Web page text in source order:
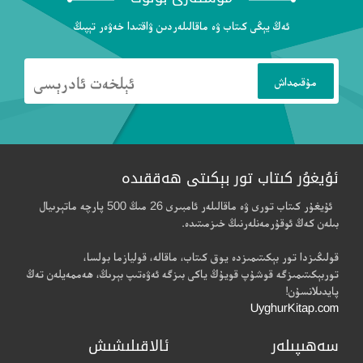
ئەڭ يېڭى كىتاب ۋە ماقالىلەردىن ۋاقتىدا خەۋەر تېپىڭ
ئۇيغۇر كىتاب تور بېكىتى ھەققىدە
ئۇيغۇر كىتاب تورى ۋە ماقالىلەر ئامبىرى 26 مىڭ 500 پارچە ماتېرىيال
بىلەن كەڭ ئوقۇرمەنلەرنىڭ خىزمىتىدە.
قولىڭىزدا تور بېكىتىمىزدە يوق كىتاب، ماقالە، قوليازما بولسا،
توربېكىتىمىزگە قوشۇپ قويۇڭ ياكى بىزگە ئەۋەتىپ بېرىڭ، ھەممەيلەن تەڭ
پايدىلانسۇن!
UyghurKitap.com
سەھىپىلەر ئالاقىلىشىش